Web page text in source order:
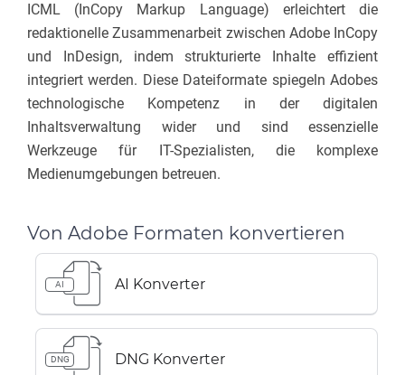
ICML (InCopy Markup Language) erleichtert die
redaktionelle Zusammenarbeit zwischen Adobe InCopy
und InDesign, indem strukturierte Inhalte effizient
integriert werden. Diese Dateiformate spiegeln Adobes
technologische Kompetenz in der digitalen
Inhaltsverwaltung wider und sind essenzielle
Werkzeuge für IT-Spezialisten, die komplexe
Medienumgebungen betreuen.
Von Adobe Formaten konvertieren
AI AI Konverter
DNG DNG Konverter